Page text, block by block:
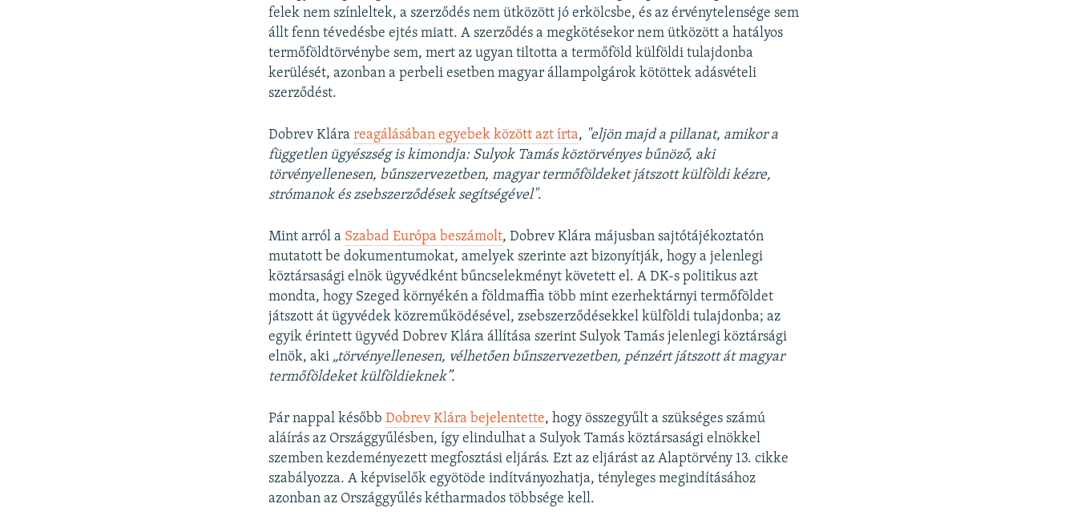
felek nem színleltek, a szerződés nem ütközött jó erkölcsbe, és az érvénytelensége sem
állt fenn tévedésbe ejtés miatt. A szerződés a megkötésekor nem ütközött a hatályos
termőföldtörvénybe sem, mert az ugyan tiltotta a termőföld külföldi tulajdonba
kerülését, azonban a perbeli esetben magyar állampolgárok kötöttek adásvételi
szerződést.
Dobrev Klárareagálásában egyebek között azt írta, "eljön majd a pillanat, amikor a
független ügyészség is kimondja: Sulyok Tamás köztörvényes bűnöző, aki
törvényellenesen, bűnszervezetben, magyar termőföldeket játszott külföldi kézre,
strómanok és zsebszerződések segítségével".
Mint arról a Szabad Európa beszámolt, Dobrev Klára májusban sajtótájékoztatón
mutatott be dokumentumokat, amelyek szerinte azt bizonyítják, hogy a jelenlegi
köztársasági elnök ügyvédként bűncselekményt követett el. A DK-s politikus azt
mondta, hogy Szeged környékén a földmaffia több mint ezerhektárnyi termőföldet
játszott át ügyvédek közreműködésével, zsebszerződésekkel külföldi tulajdonba; az
egyik érintett ügyvéd Dobrev Klára állítása szerint Sulyok Tamás jelenlegi köztársági
elnök, aki „törvényellenesen, vélhetően bűnszervezetben, pénzért játszott át magyar
termőföldeket külföldieknek”.
Pár nappal későbbDobrev Klára bejelentette, hogy összegyűlt a szükséges számú
aláírás az Országgyűlésben, így elindulhat a Sulyok Tamás köztársasági elnökkel
szemben kezdeményezett megfosztási eljárás. Ezt az eljárást az Alaptörvény 13. cikke
szabályozza. A képviselők egyötöde indítványozhatja, tényleges megindításához
azonban az Országgyűlés kétharmados többsége kell.